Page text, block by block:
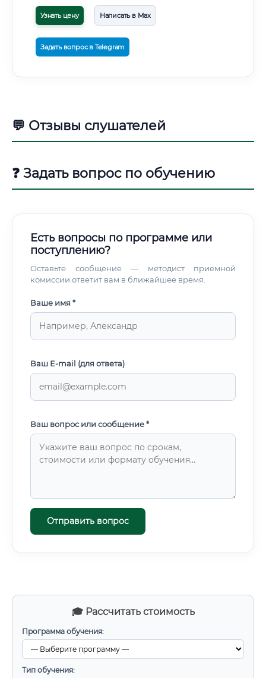
🎓 Рассчитать стоимость
Программа обучения:
Тип обучения:
Узнать цену Написать в Max
Задать вопрос в Telegram
💬 Отзывы слушателей
❓ Задать вопрос по обучению
Есть вопросы по программе или
поступлению?
Оставьте сообщение — методист приемной
комиссии ответит вам в ближайшее время.
Ваше имя *
Ваш E-mail (для ответа)
Ваш вопрос или сообщение *
Отправить вопрос